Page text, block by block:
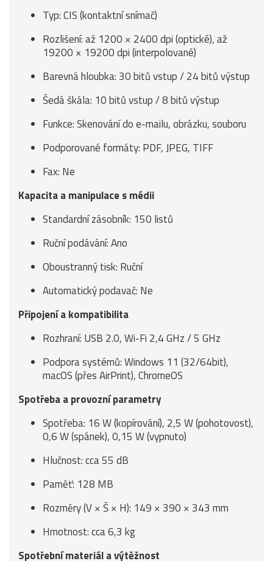
Typ: CIS (kontaktní snímač)
Rozlišení: až 1200 × 2400 dpi (optické), až
19200 × 19200 dpi (interpolované)
Barevná hloubka: 30 bitů vstup / 24 bitů výstup
Šedá škála: 10 bitů vstup / 8 bitů výstup
Funkce: Skenování do e-mailu, obrázku, souboru
Podporované formáty: PDF, JPEG, TIFF
Fax: Ne
Kapacita a manipulace s médii
Standardní zásobník: 150 listů
Ruční podávání: Ano
Oboustranný tisk: Ruční
Automatický podavač: Ne
Připojení a kompatibilita
Rozhraní: USB 2.0, Wi-Fi 2,4 GHz / 5 GHz
Podpora systémů: Windows 11 (32/64bit),
macOS (přes AirPrint), ChromeOS
Spotřeba a provozní parametry
Spotřeba: 16 W (kopírování), 2,5 W (pohotovost),
0,6 W (spánek), 0,15 W (vypnuto)
Hlučnost: cca 55 dB
Paměť: 128 MB
Rozměry (V × Š × H): 149 × 390 × 343 mm
Hmotnost: cca 6,3 kg
Spotřební materiál a výtěžnost